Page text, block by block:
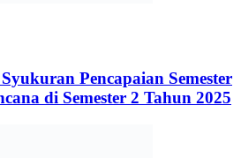
Pencapaian Semester
di Semester 2 Tahun 2025